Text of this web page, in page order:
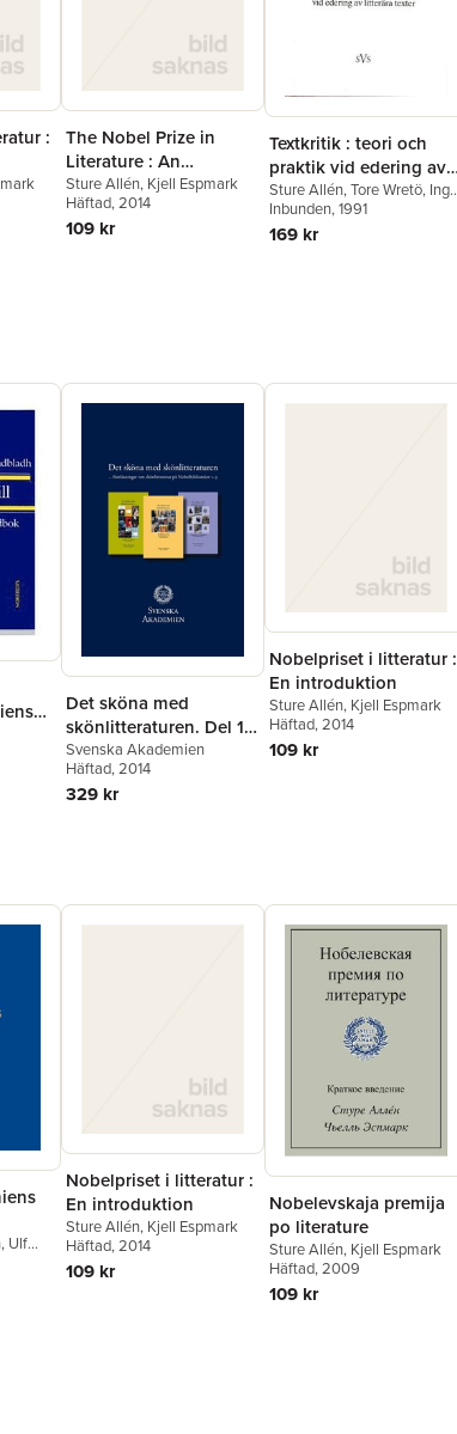
:
The Nobel Prize in
Literature : An
introduction
Sture Allén, Kjell Espmark
Häftad, 2014
109 kr
Textkritik : teori och
praktik vid edering av
litterära texter
Sture Allén, Tore Wretö, Inge
Jonsson,Johan Svedjedal
Lars Huldén
Gunnar Hillbom
Hansson,Bo Ralph
Inbunden, 1991
169 kr
Det sköna med
skönlitteraturen. Del 1-
3
Svenska Akademien
Häftad, 2014
329 kr
Nobelpriset i litteratur :
En introduktion
Sture Allén, Kjell Espmark
Häftad, 2014
109 kr
, Ulf
Nobelpriset i litteratur :
En introduktion
Sture Allén, Kjell Espmark
Häftad, 2014
109 kr
Nobelevskaja premija
po literature
Sture Allén, Kjell Espmark
Häftad, 2009
109 kr